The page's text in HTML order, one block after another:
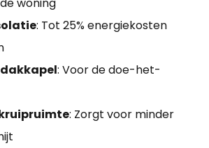
: Tot 25% energiekosten
: Voor de doe-het-
: Zorgt voor minder